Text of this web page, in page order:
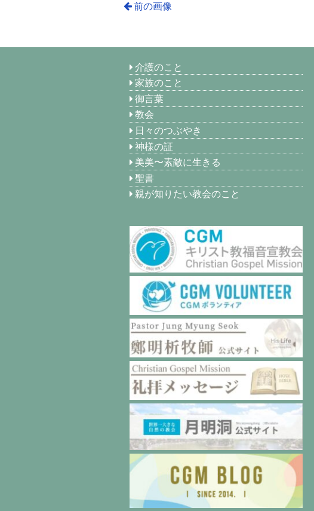
前の画像
介護のこと
家族のこと
御言葉
教会
日々のつぶやき
神様の証
美美〜素敵に生きる
聖書
親が知りたい教会のこと